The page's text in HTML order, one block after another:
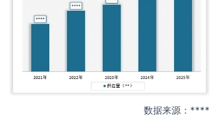
数据来源：****